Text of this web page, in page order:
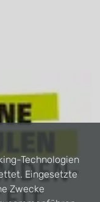
Technologien
Eingesetzte
Zwecke